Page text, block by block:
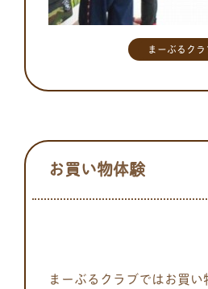
まーぶるク
お買い物体験
まーぶるクラブではお買い